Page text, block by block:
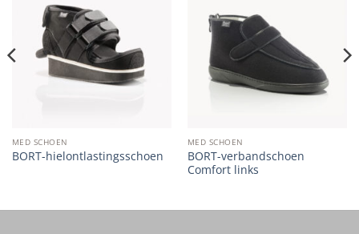
MED SCHOEN
BORT-hielontlastingsschoen
MED SCHOEN
BORT-verbandschoen
Comfort links